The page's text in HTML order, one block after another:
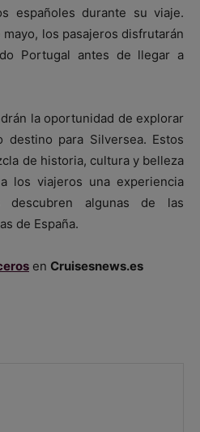
españoles durante su viaje.
los pasajeros disfrutarán
Portugal antes de llegar a
la oportunidad de explorar
destino para Silversea. Estos
de historia, cultura y belleza
los viajeros una experiencia
descubren algunas de las
de España.
en Cruisesnews.es